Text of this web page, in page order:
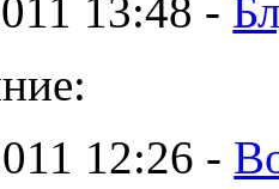
13:48 -
12:26 -